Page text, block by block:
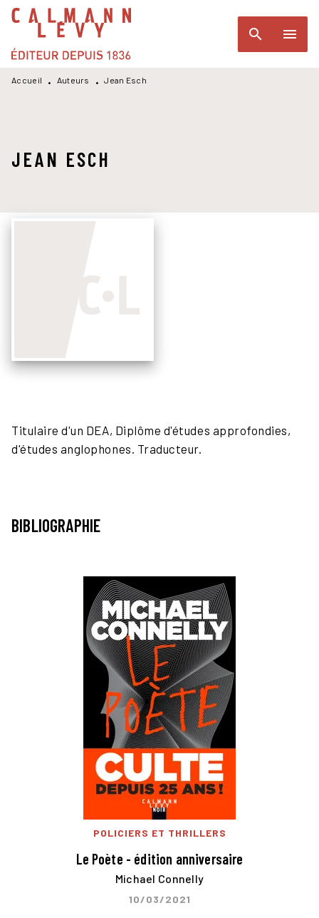
MENU RECHERCHE
PIED DE PAGE
search menu
Accueil • Auteurs • Jean Esch
JEAN ESCH
Titulaire d'un DEA, Diplôme d'études approfondies,
d'études anglophones. Traducteur.
BIBLIOGRAPHIE
POLICIERS ET THRILLERS
Le Poète - édition anniversaire
Michael Connelly
10/03/2021